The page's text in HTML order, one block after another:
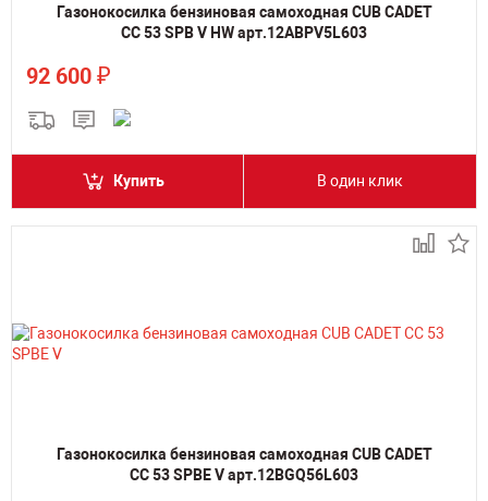
Газонокосилка бензиновая самоходная CUB CADET
CC 53 SPB V HW арт.12ABPV5L603
92 600 ₽
Купить В один клик
Газонокосилка бензиновая самоходная CUB CADET
CC 53 SPBE V арт.12BGQ56L603